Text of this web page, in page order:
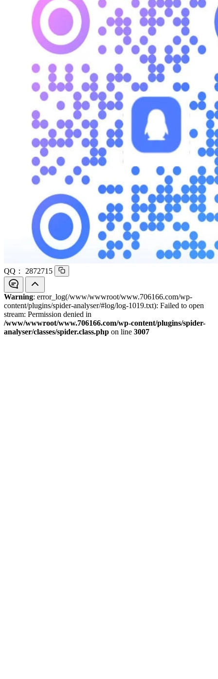
QQ： 2872715
Warning: error_log(/www/wwwroot/www.706166.com/wp-
content/plugins/spider-analyser/#log/log-1019.txt): Failed to open
stream: Permission denied in
/www/wwwroot/www.706166.com/wp-content/plugins/spider-
analyser/classes/spider.class.php on line 3007